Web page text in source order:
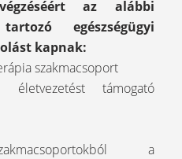
az alábbi
egészségügyi
kapnak:
szakmacsoport
támogató
a